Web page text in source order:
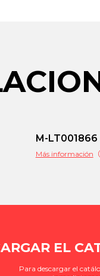
M-LT001866
Más información
EL
Para descargar el